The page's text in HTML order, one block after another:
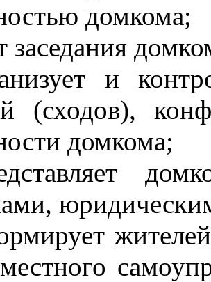
домкома;
заседания
и
(сходов),
домкома;